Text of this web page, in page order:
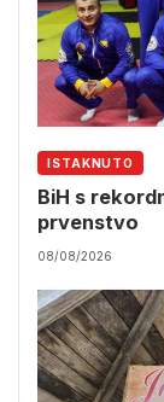
ISTAKNUTO
BiH s
prvenstvo
08/08/2026